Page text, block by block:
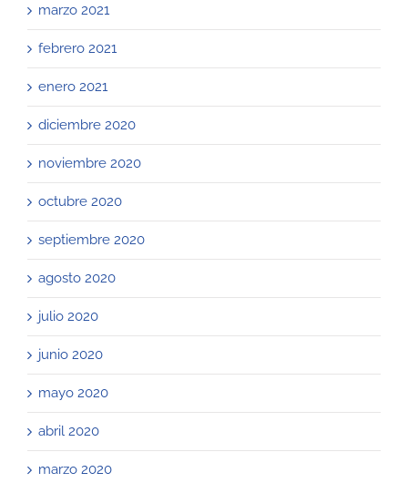
marzo 2021
febrero 2021
enero 2021
diciembre 2020
noviembre 2020
octubre 2020
septiembre 2020
agosto 2020
julio 2020
junio 2020
mayo 2020
abril 2020
marzo 2020